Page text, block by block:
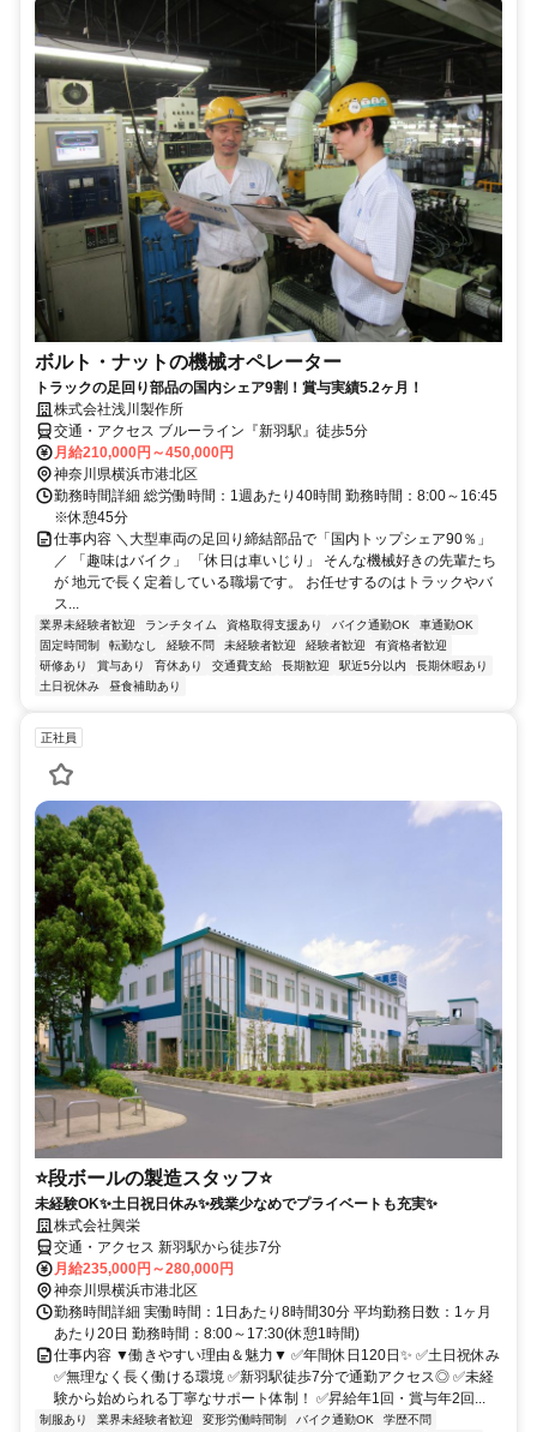
ボルト・ナットの機械オペレーター
トラックの足回り部品の国内シェア9割！賞与実績5.2ヶ月！
株式会社浅川製作所
交通・アクセス ブルーライン『新羽駅』徒歩5分
月給210,000円～450,000円
神奈川県横浜市港北区
勤務時間詳細 総労働時間：1週あたり40時間 勤務時間：8:00～16:45
※休憩45分
仕事内容 ＼大型車両の足回り締結部品で「国内トップシェア90％」
／ 「趣味はバイク」 「休日は車いじり」 そんな機械好きの先輩たち
が 地元で長く定着している職場です。 お任せするのはトラックやバ
ス...
業界未経験者歓迎 ランチタイム 資格取得支援あり バイク通勤OK
車通勤OK
固定時間制
転勤なし 経験不問 未経験者歓迎 経験者歓迎
有資格者歓迎
研修あり
賞与あり 育休あり 交通費支給 長期歓迎 駅近5分以内
長期休暇あり
土日祝休み
昼食補助あり
正社員
⭐段ボールの製造スタッフ⭐
未経験OK✨土日祝日休み✨残業少なめでプライベートも充実✨
株式会社興栄
交通・アクセス 新羽駅から徒歩7分
月給235,000円～280,000円
神奈川県横浜市港北区
勤務時間詳細 実働時間：1日あたり8時間30分 平均勤務日数：1ヶ月
あたり20日 勤務時間：8:00～17:30(休憩1時間)
仕事内容 ▼働きやすい理由＆魅力▼ ✅年間休日120日✨ ✅土日祝休み
✅無理なく長く働ける環境 ✅新羽駅徒歩7分で通勤アクセス◎ ✅未経
験から始められる丁寧なサポート体制！ ✅昇給年1回・賞与年2回...
制服あり 業界未経験者歓迎 変形労働時間制 バイク通勤OK
学歴不問